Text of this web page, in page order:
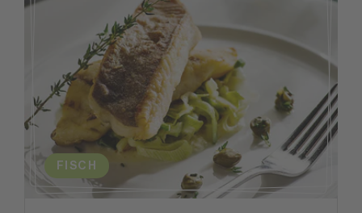
FISCH